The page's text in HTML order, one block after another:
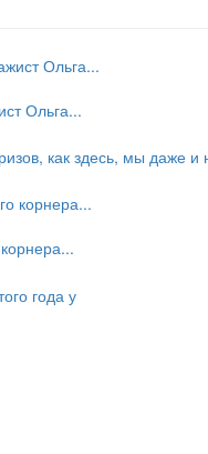
Ольга...
как здесь, мы даже и
года у